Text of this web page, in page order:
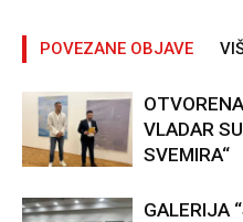
POVEZANE OBJAVE
VLADAR
SVEMIRA“
GALERIJA